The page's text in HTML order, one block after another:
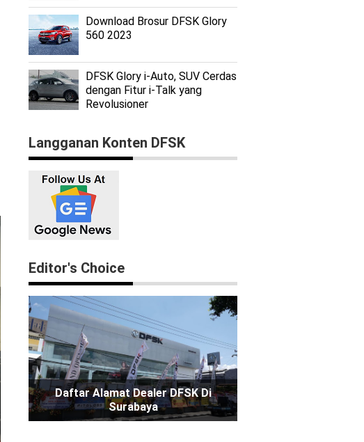
Download Brosur DFSK Glory
560 2023
DFSK Glory i-Auto, SUV Cerdas
dengan Fitur i-Talk yang
Revolusioner
Langganan Konten DFSK
Editor's Choice
Daftar Alamat Dealer DFSK Di
Surabaya